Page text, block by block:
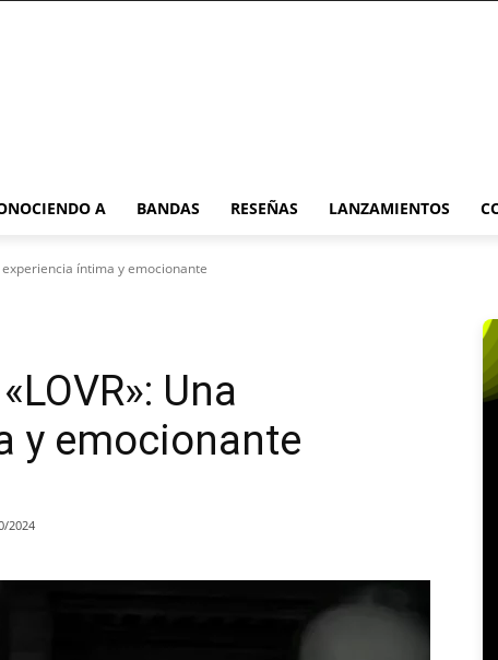
A BANDAS RESEÑAS LANZAMIENTOS
íntima y emocionante
Una
y emocionante
2024